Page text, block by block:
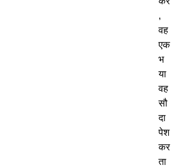
,
वह
एक
भ
या
वह
सौ
दा
पेश
कर
ता